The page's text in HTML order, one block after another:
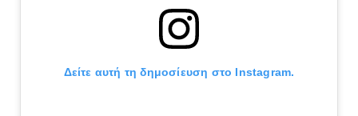
Δείτε αυτή τη δημοσίευση στο Instagram.